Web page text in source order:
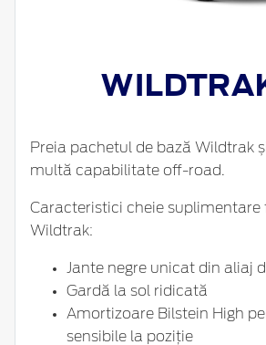
Preia pachetul de bază Wildtrak
multă capabilitate off-road.
Caracteristici cheie suplimentare
Wildtrak:
Jante negre unicat din aliaj
Gardă la sol ridicată
Amortizoare Bilstein High
sensibile la poziție